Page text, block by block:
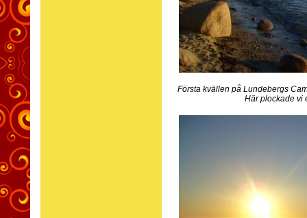
Första kvällen på Lundebergs
Här plockade vi